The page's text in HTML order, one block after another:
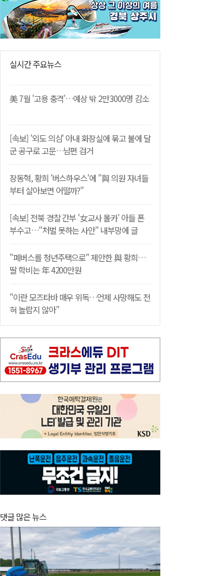
실시간 주요뉴스
美 7월 '고용 충격'…예상 밖 2만3000명 감소
[속보] '외도 의심' 아내 화장실에 묶고 불에 달
군 공구로 고문…남편 검거
장동혁, 황희 '버스하우스'에 "與 의원 자녀들
부터 살아보면 어떨까?"
[속보] 전북 경찰 간부 '女교사 몰카' 아들 폰
부수고…"처벌 못하는 사안" 내부망에 글
"폐버스를 청년주택으로" 제안한 與 황희…
딸 학비는 年 4200만원
"이란 모즈타바 매우 위독…언제 사망해도 전
혀 놀랍지 않아"
댓글 많은 뉴스